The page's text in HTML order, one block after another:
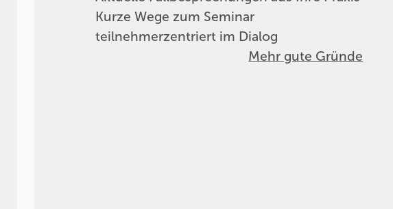
Kurze Wege zum Seminar
teilnehmerzentriert im Dialog
Mehr gute Gründe